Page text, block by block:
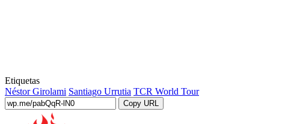
Etiquetas
Néstor Girolami Santiago Urrutia TCR World Tour
Copy URL